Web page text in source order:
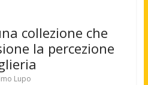
collezione che
la percezione
Lupo